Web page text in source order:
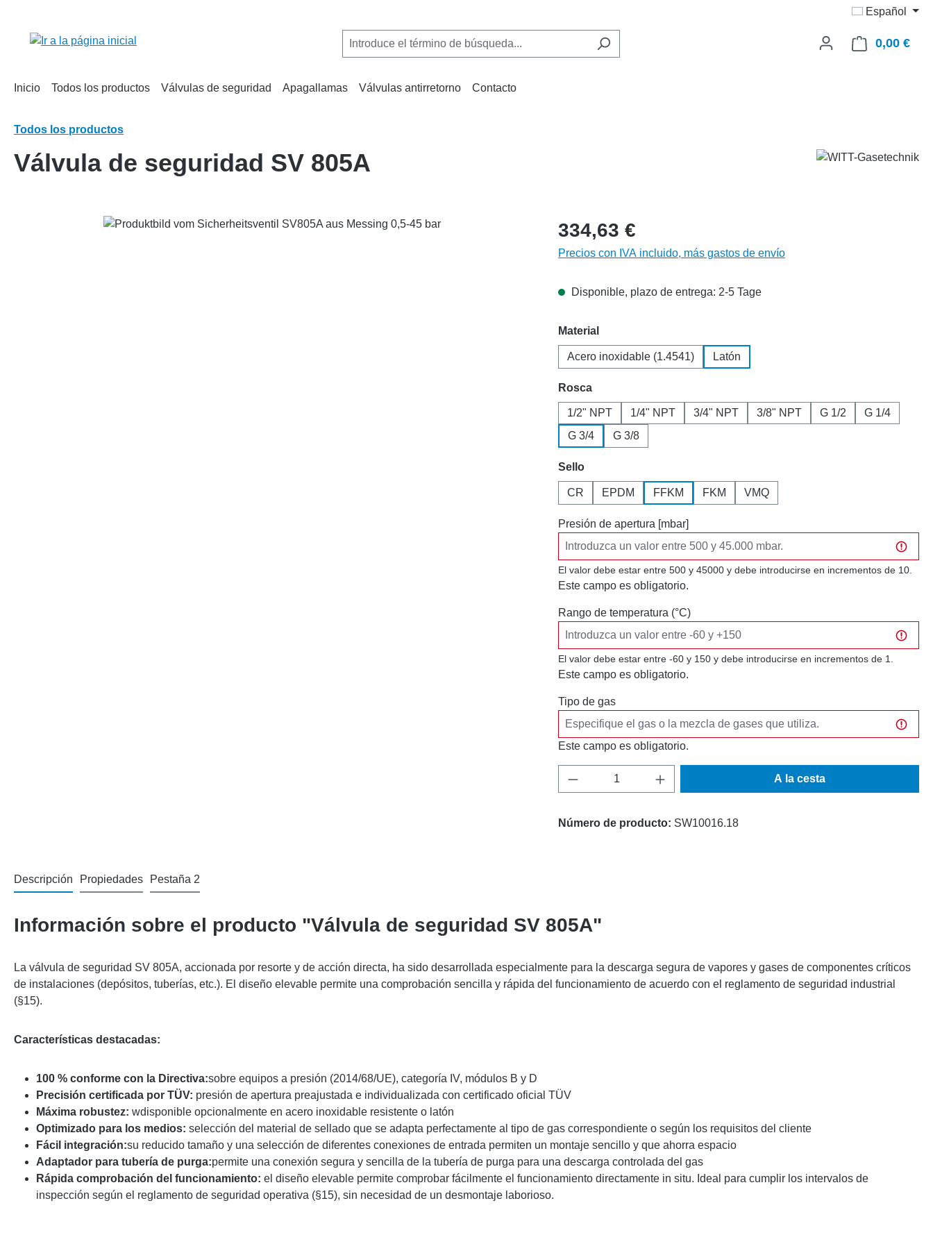
Español
0,00 €El
Inicio Todos los productos Válvulas de seguridad Apagallamas Válvulas antirretorno Contacto
Todos los productos
Válvula de seguridad SV 805A
Omitir galería de imágenes 334,63 €
Precios con IVA incluido, más gastos de envío
Disponible, plazo de entrega: 2-5 Tage
Seleccione
Material
Acero inoxidable (1.4541) Latón
Seleccione
Rosca
1/2" NPT 1/4" NPT 3/4" NPT 3/8" NPT G 1/2
G 1/4
G 3/4
G 3/8
Seleccione
Sello
CR EPDM FFKM FKM VMQ
Presión de apertura [mbar]
El valor debe estar entre 500 y 45000 y debe introducirse en incrementos de 10.
Este campo es obligatorio.
Rango de temperatura (°C)
El valor debe estar entre -60 y 150 y debe introducirse en incrementos de 1.
Este campo es obligatorio.
Tipo de gas
Este campo es obligatorio.
Cantidad del producto: introduce la cantidad
A la cesta
Número de producto: SW10016.18
Descripción Propiedades Pestaña 2
Información sobre el producto "Válvula de seguridad SV 805A"
La válvula de seguridad SV 805A, accionada por resorte y de acción directa, ha sido desarrollada especialmente para la descarga segura de vapores y gases de componentes críticos
de instalaciones (depósitos, tuberías, etc.). El diseño elevable permite una comprobación sencilla y rápida del funcionamiento de acuerdo con el reglamento de seguridad industrial
(§15).
Características destacadas:
100 % conforme con la Directiva:sobre equipos a presión (2014/68/UE), categoría IV, módulos B y D
Precisión certificada por TÜV: presión de apertura preajustada e individualizada con certificado oficial TÜV
Máxima robustez: wdisponible opcionalmente en acero inoxidable resistente o latón
Optimizado para los medios: selección del material de sellado que se adapta perfectamente al tipo de gas correspondiente o según los requisitos del cliente
Fácil integración:su reducido tamaño y una selección de diferentes conexiones de entrada permiten un montaje sencillo y que ahorra espacio
Adaptador para tubería de purga:permite una conexión segura y sencilla de la tubería de purga para una descarga controlada del gas
Rápida comprobación del funcionamiento: el diseño elevable permite comprobar fácilmente el funcionamiento directamente in situ. Ideal para cumplir los intervalos de
inspección según el reglamento de seguridad operativa (§15), sin necesidad de un desmontaje laborioso.